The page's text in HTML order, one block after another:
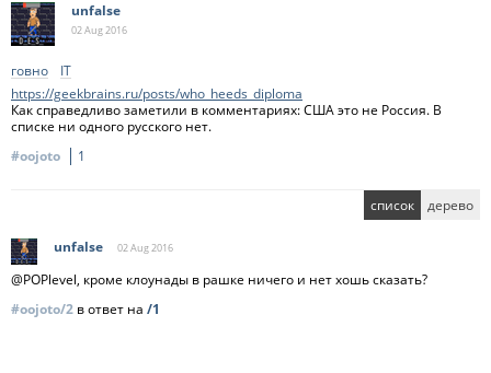
unfalse
02 Aug2016
говно
IT
https://geekbrains.ru/posts/who_heeds_diploma
Как справедливо заметили в комментариях: США это не Россия. В
списке ни одного русского нет.
#oojoto
1
список дерево
unfalse 02 Aug2016
@POPlevel, кроме клоунады в рашке ничего и нет хошь сказать?
#oojoto/2 в ответ на /1